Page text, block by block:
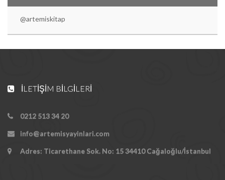
@artemiskitap
İLETIŞIM BILGILERI
0212 513 34 20
info@artemisyayinlari.com
Adres: Ticarethane Sok. No: 15 34410 Cağaloğlu/İstanbul